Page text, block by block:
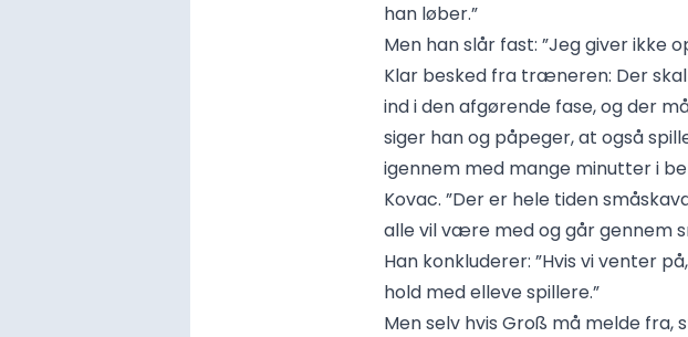
han løber.”
Men han slår fast: ”Jeg giver ikke
Klar besked fra træneren: Der
ind i den afgørende fase, og der
siger han og påpeger, at også
igennem med mange minutter i
Kovac. ”Der er hele tiden
alle vil være med og går gennem
Han konkluderer: ”Hvis vi venter
hold med elleve spillere.”
Men selv hvis Groß må melde fra,